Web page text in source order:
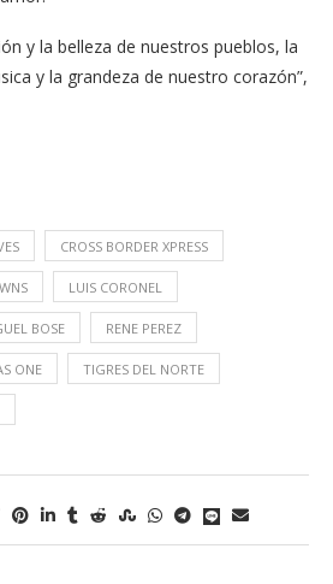
y la belleza de nuestros pueblos, la
y la grandeza de nuestro corazón”,
CROSS BORDER XPRESS
LUIS CORONEL
BOSE RENE PEREZ
ONE TIGRES DEL NORTE